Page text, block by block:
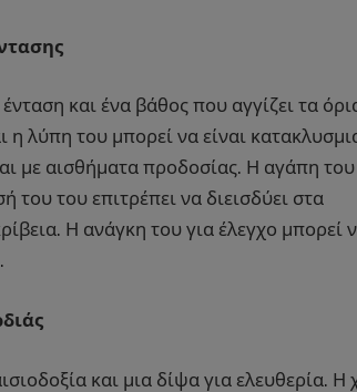
και ένα βάθος που αγγίζει τα
λύπη του μπορεί να είναι
με αισθήματα προδοσίας. Η αγάπη του
του του επιτρέπει να διεισδύει στα
Η ανάγκη του για έλεγχο μπορεί
και μια δίψα για ελευθερία. Η